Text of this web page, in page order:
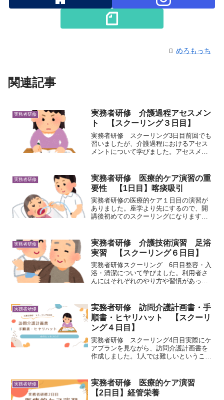
めろもっち
関連記事
実務者研修
実務者研修 介護過程アセスメン
ト 【スクーリング３日目】
実務者研修 スクーリング3日目前回でも
習いましたが、介護過程におけるアセス
メントについて学びました。アセスメン
思考と実践のプロセスのことです。アセ
スメント⇒計画の立案⇒...
実務者研修
実務者研修 医療的ケア演習の重
要性 【1日目】喀痰吸引
実務者研修の医療的ケア１日目の演習が
ありました。座学より先にするので、開
講後初めてのスクーリングになります。
の方で、ベテランの方。とっても緊張し
ました・・・。一日目は...
実務者研修
実務者研修 介護技術演習 足浴
実習 【スクーリング６日目】
実務者研修スクーリング 6日目整容・入
浴・清潔について学びました。利用者さ
んにはそれぞれのやり方や習慣があっ
日々の仕事と時間に追われ、利用者さん
の想いをくみ取る対応ができ...
実務者研修
実務者研修 訪問介護計画書・手
順書・ヒヤリハット 【スクーリ
ング４日目】
実務者研修 スクーリング4日目実際にケ
アプランを見ながら、訪問介護計画書を
作成しました。1人では難しいということ
は？介護支援専門員(ケアマネジャー)が作
成するケアプ...
実務者研修
実務者研修 医療的ケア演習
【2日目】経管栄養